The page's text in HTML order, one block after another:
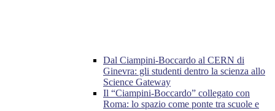
Dal Ciampini-Boccardo al CERN di
Ginevra: gli studenti dentro la scienza allo
Science Gateway
Il “Ciampini-Boccardo” collegato con
Roma: lo spazio come ponte tra scuole e